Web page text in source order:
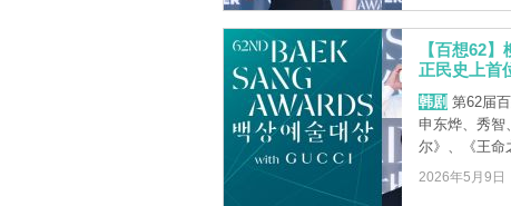
【百想62
正民史上首
韩剧 第62届
申东烨、秀智
尔》、《王命
2026年5月9